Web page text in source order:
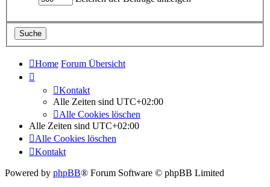
Home Forum Übersicht
Kontakt
Alle Zeiten sind UTC+02:00
Alle Cookies löschen
Alle Zeiten sind UTC+02:00
Alle Cookies löschen
Kontakt
Powered by phpBB® Forum Software © phpBB Limited